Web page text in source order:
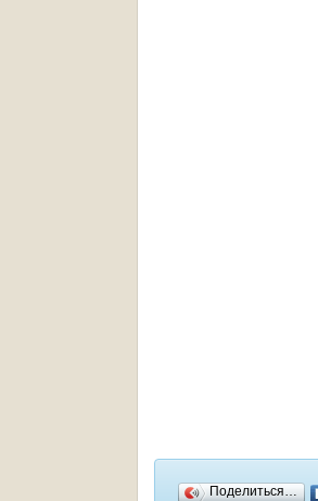
Поделиться…